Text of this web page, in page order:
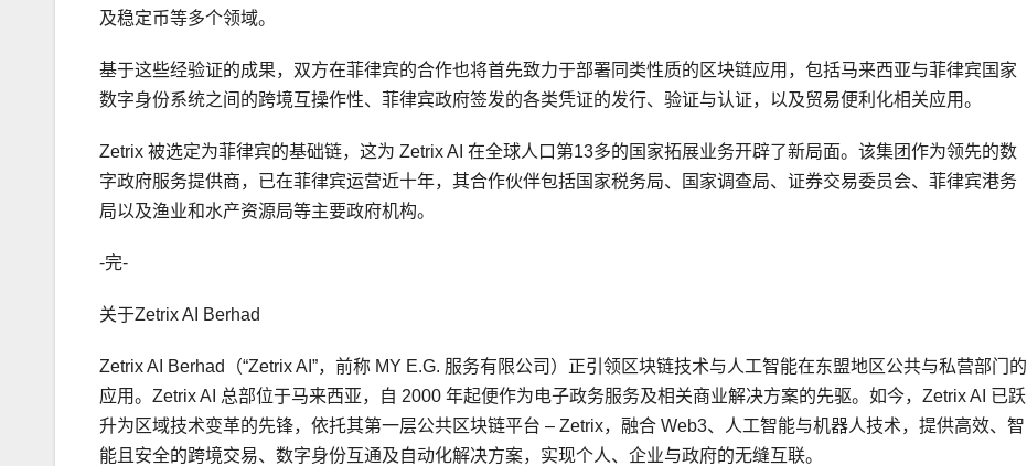
及稳定币等多个领域。
基于这些经验证的成果，双方在菲律宾的合作也将首先致力于部署同类性质的区块链应用，包括马来西亚与菲律宾国家
数字身份系统之间的跨境互操作性、菲律宾政府签发的各类凭证的发行、验证与认证，以及贸易便利化相关应用。
Zetrix 被选定为菲律宾的基础链，这为 Zetrix AI 在全球人口第13多的国家拓展业务开辟了新局面。该集团作为领先的数
字政府服务提供商，已在菲律宾运营近十年，其合作伙伴包括国家税务局、国家调查局、证券交易委员会、菲律宾港务
局以及渔业和水产资源局等主要政府机构。
-完-
关于Zetrix AI Berhad
Zetrix AI Berhad（“Zetrix AI”，前称 MY E.G. 服务有限公司）正引领区块链技术与人工智能在东盟地区公共与私营部门的
应用。Zetrix AI 总部位于马来西亚，自 2000 年起便作为电子政务服务及相关商业解决方案的先驱。如今，Zetrix AI 已跃
升为区域技术变革的先锋，依托其第一层公共区块链平台 – Zetrix，融合 Web3、人工智能与机器人技术，提供高效、智
能且安全的跨境交易、数字身份互通及自动化解决方案，实现个人、企业与政府的无缝互联。